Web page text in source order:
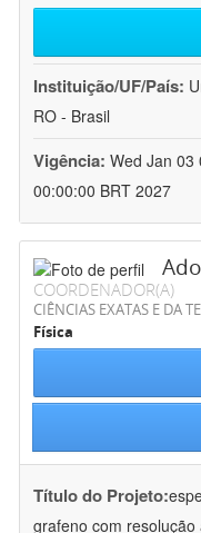
Instituição/UF/País:
RO - Brasil
Vigência: Wed Jan 03
00:00:00 BRT 2027
COORDENADOR(A)
CIÊNCIAS EXATAS E DA
Física
Título do Projeto:
grafeno com